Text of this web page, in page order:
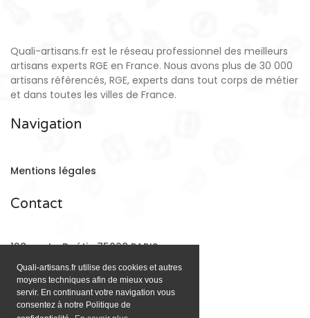
Quali-artisans.fr utilise des cookies et autres
moyens techniques afin de mieux vous
servir. En continuant votre navigation vous
consentez à notre Politique de
Quali-artisans.fr est le réseau professionnel des meilleurs
artisans experts RGE en France. Nous avons plus de 30 000
artisans référencés, RGE, experts dans tout corps de métier
et dans toutes les villes de France.
Navigation
Mentions légales
Contact
128 rue La Boétie 75008 PARIS
Email: contact@quali-artisans.fr